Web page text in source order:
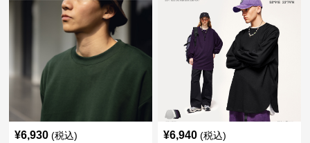
¥6,930 (税込) ¥6,940 (税込)